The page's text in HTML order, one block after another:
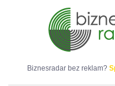
Biznesradar bez reklam?